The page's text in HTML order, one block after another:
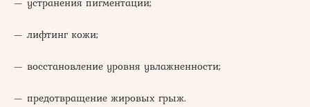
— лифтинг кожи;
— восстановление уровня увлажненности;
— предотвращение жировых грыж.